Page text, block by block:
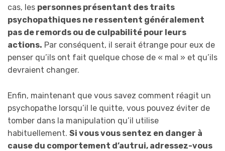
cas, les personnes présentant des traits
psychopathiques ne ressentent généralement
pas de remords ou de culpabilité pour leurs
actions. Par conséquent, il serait étrange pour eux de
penser qu’ils ont fait quelque chose de « mal » et qu’ils
devraient changer.
Enfin, maintenant que vous savez comment réagit un
psychopathe lorsqu’il le quitte, vous pouvez éviter de
tomber dans la manipulation qu’il utilise
habituellement. Si vous vous sentez en danger à
cause du comportement d’autrui, adressez-vous